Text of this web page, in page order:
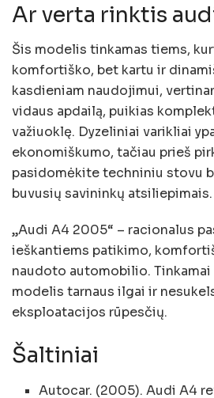
Ar verta rinktis
Šis modelis tinkamas tiems,
komfortiško, bet kartu ir
kasdieniam naudojimui,
vidaus apdailą, puikias
važiuoklę. Dyzeliniai varikliai
ekonomiškumo, tačiau prieš
pasidomėkite techniniu stovu
buvusių savininkų atsiliepimais.
„Audi A4 2005“ – racionalus
ieškantiems patikimo,
naudoto automobilio. Tinkamai
modelis tarnaus ilgai ir
eksploatacijos rūpesčių.
Šaltiniai
Autocar. (2005). Audi A4